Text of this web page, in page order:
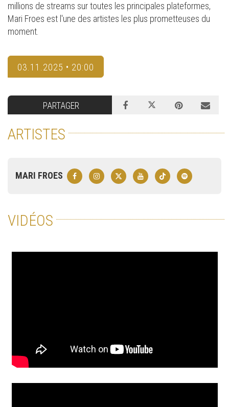
millions de streams sur toutes les principales plateformes,
Mari Froes est l'une des artistes les plus prometteuses du
moment.
03.11.2025 • 20:00
PARTAGER
ARTISTES
MARI FROES
VIDÉOS